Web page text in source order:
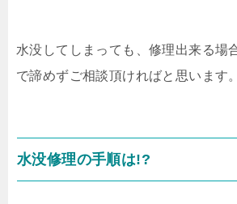
水没してしまっても、修理出来る場
で諦めずご相談頂ければと思います。
水没修理の手順は!?